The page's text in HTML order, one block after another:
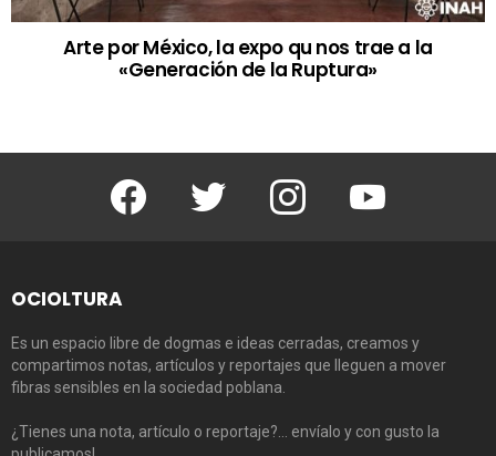
Arte por México, la expo qu nos trae a la
«Generación de la Ruptura»
Facebook Twitter Instagram
OCIOLTURA
Es un espacio libre de dogmas e ideas cerradas, creamos y
compartimos notas, artículos y reportajes que lleguen a mover
fibras sensibles en la sociedad poblana.
¿Tienes una nota, artículo o reportaje?… envíalo y con gusto la